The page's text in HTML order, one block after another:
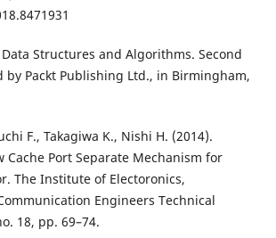
Structures and Algorithms. Second
by Packt Publishing Ltd., in Birmingham,
F., Takagiwa K., Nishi H. (2014).
Cache Port Separate Mechanism for
The Institute of Electoronics,
Engineers Technical
18, pp. 69–74.